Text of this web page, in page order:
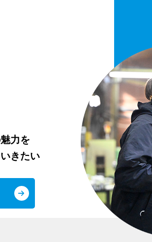
力を
きたい